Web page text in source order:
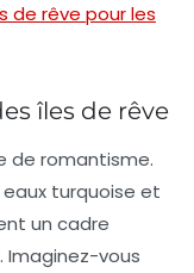
de rêve pour les
îles de rêve
de romantisme.
turquoise et
un cadre
Imaginez-vous